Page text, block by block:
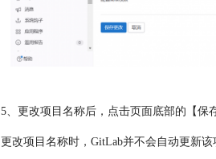
5、更改项目名称后，点击页面底部的【保
更改项目名称时，GitLab并不会自动更新该